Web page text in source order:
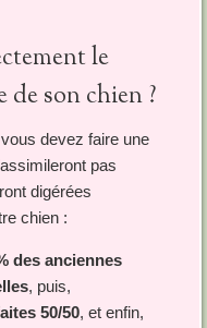
le
son chien ?
devez faire une
pas
digérées
chien :
des anciennes
, puis,
50/50, et enfin,